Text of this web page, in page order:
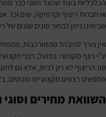
בעוד שהצד השני כבר ממהר לבחון
ריצוף וקרמיקה, שים וכו'. אבל
לבחור סוגים שונים של ריצוף
להיבהל מהמורכבות, מהמחיר או
בפועל, רצף מקצועי
לא רק לבית, אלא גם לתקציב שלא
מקצועיים ומנוסים, בד"כ
מחירים וסוגי ריצוף